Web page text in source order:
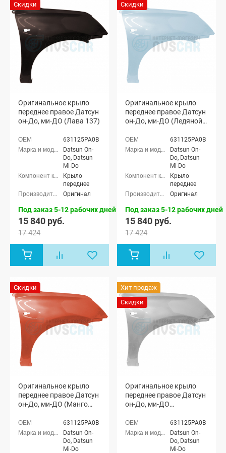
Скидки
Оригинальное крыло
переднее правое Датсун
он-До, ми-ДО (Лава 137)
631125PA0B
Datsun On-
Do, Datsun
Mi-Do
Крыло
переднее
Оригинал
Под заказ 5-12 рабочих дней
15 840 руб.
17 424
Скидки
Оригинальное крыло
переднее правое Датсун
он-До, ми-ДО (Ледяной
631125PA0B
Datsun On-
Do, Datsun
Mi-Do
Крыло
переднее
Оригинал
Под заказ 5-12 рабочих дней
15 840 руб.
17 424
Скидки
Оригинальное крыло
переднее правое Датсун
он-До, ми-ДО (Манго
631125PA0B
Datsun On-
Do, Datsun
Mi-Do
Хит продаж
Скидки
Оригинальное крыло
переднее правое Датсун
он-До, ми-ДО
631125PA0B
Datsun On-
Do, Datsun
Mi-Do